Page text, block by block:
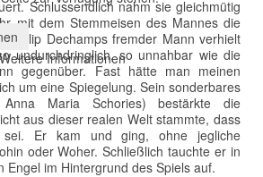
Schlussendlich nahm sie gleichmütig
mit dem Stemmeisen des Mannes die
Philip Dechamps fremder Mann verhielt
undurchdringlich, so unnahbar wie die
gegenüber. Fast hätte man meinen
um eine Spiegelung. Sein sonderbares
Anna Maria Schories) bestärkte die
aus dieser realen Welt stammte, dass
Er kam und ging, ohne jegliche
oder Woher. Schließlich tauchte er in
Engel im Hintergrund des Spiels auf.
Informationen